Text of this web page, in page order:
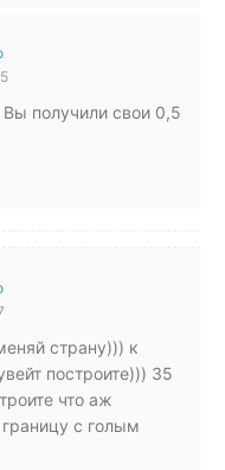
Вы получили свои 0,5
страну))) к
построите))) 35
что аж
с голым